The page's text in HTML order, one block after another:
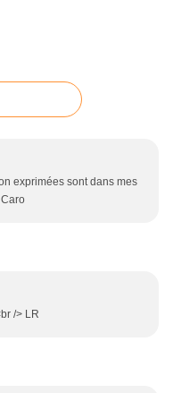
exprimées sont dans mes
/> LR